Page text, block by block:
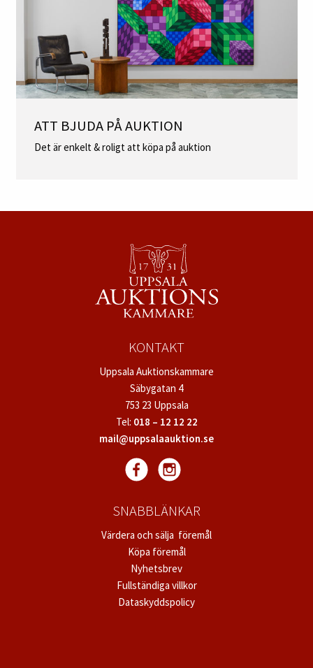
ATT BJUDA PÅ AUKTION
Det är enkelt & roligt att köpa på auktion
KONTAKT
Uppsala Auktionskammare
Säbygatan 4
753 23 Uppsala
Tel: 018 – 12 12 22
mail@uppsalaauktion.se
SNABBLÄNKAR
Värdera och sälja föremål
Köpa föremål
Nyhetsbrev
Fullständiga villkor
Dataskyddspolicy